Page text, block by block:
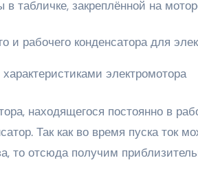
табличке, закреплённой на
электромотора
находящегося постоянно в
Так как во время пуска ток
то отсюда получим